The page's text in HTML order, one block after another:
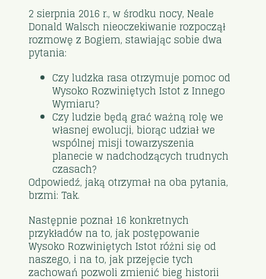
2 sierpnia 2016 r., w środku nocy, Neale
Donald Walsch nieoczekiwanie rozpoczął
rozmowę z Bogiem, stawiając sobie dwa
pytania:
Czy ludzka rasa otrzymuje pomoc od
Wysoko Rozwiniętych Istot z Innego
Wymiaru?
Czy ludzie będą grać ważną rolę we
własnej ewolucji, biorąc udział we
wspólnej misji towarzyszenia
planecie w nadchodzących trudnych
czasach?
Odpowiedź, jaką otrzymał na oba pytania,
brzmi: Tak.
Następnie poznał 16 konkretnych
przykładów na to, jak postępowanie
Wysoko Rozwiniętych Istot różni się od
naszego, i na to, jak przejęcie tych
zachowań pozwoli zmienić bieg historii